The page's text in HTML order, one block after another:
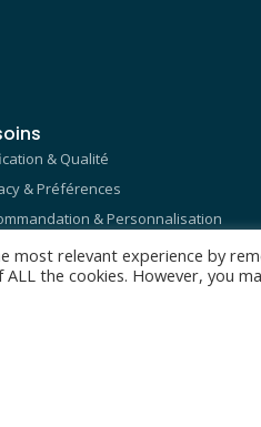
& Qualité
& Préférences
& Personnalisation
& Fidélisation
most relevant experience by
ALL the cookies. However, you